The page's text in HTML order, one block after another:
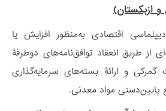
و ازبکستان)
اقتصادی به‌منظور افزایش یا
طریق انعقاد توافق‌نامه‌های دوطرفۀ
گمرکی و ارائۀ بسته‌های سرمایه‌گذاری
مواد معدنی.